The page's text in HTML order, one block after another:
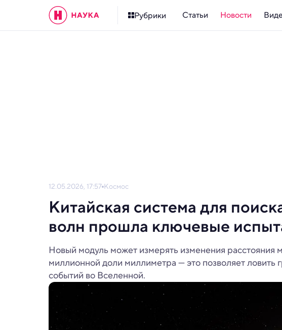
Рубрики Статьи Новости
12.05.2026, 17:57 Космос
Китайская система для
волн прошла ключевые
Новый модуль может измерять изменения расстояния
миллионной доли миллиметра — это позволяет
событий во Вселенной.